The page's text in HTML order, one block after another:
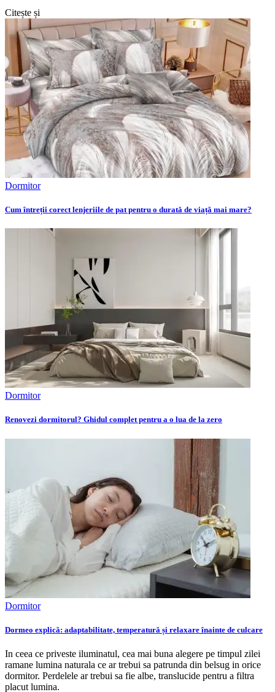
Citește și
Dormitor
Cum întreții corect lenjeriile de pat pentru o durată de viață mai mare?
Dormitor
Renovezi dormitorul? Ghidul complet pentru a o lua de la zero
Dormitor
Dormeo explică: adaptabilitate, temperatură și relaxare înainte de culcare
In ceea ce priveste iluminatul, cea mai buna alegere pe timpul zilei
ramane lumina naturala ce ar trebui sa patrunda din belsug in orice
dormitor. Perdelele ar trebui sa fie albe, translucide pentru a filtra
placut lumina.